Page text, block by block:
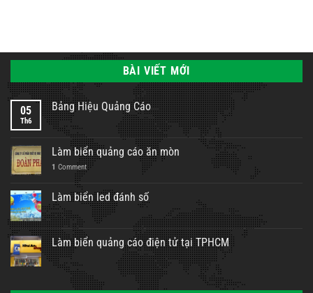
BÀI VIẾT MỚI
05
Th6
Bảng Hiệu Quảng Cáo
Làm biển quảng cáo ăn mòn
1 Comment
Làm biển led đánh số
Làm biển quảng cáo điện tử tại TPHCM